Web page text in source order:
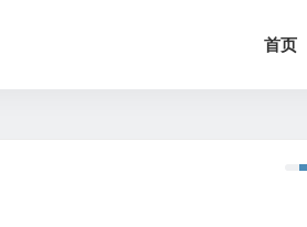
首页